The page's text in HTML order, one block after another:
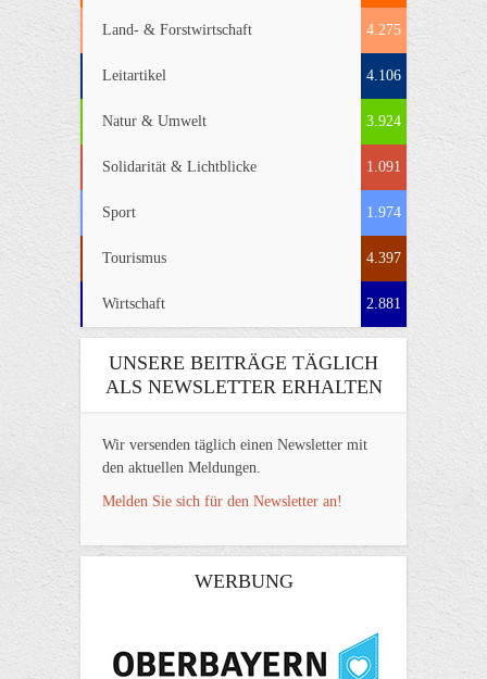
Land- & Forstwirtschaft 4.275
Leitartikel 4.106
Natur & Umwelt 3.924
Solidarität & Lichtblicke 1.091
Sport 1.974
Tourismus 4.397
Wirtschaft 2.881
UNSERE BEITRÄGE TÄGLICH
ALS NEWSLETTER ERHALTEN
Wir versenden täglich einen Newsletter mit
den aktuellen Meldungen.
Melden Sie sich für den Newsletter an!
WERBUNG